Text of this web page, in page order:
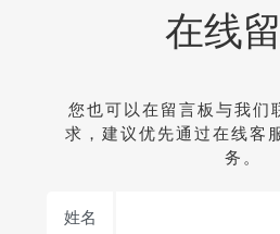
在线
您也可以在留言板与我们
求，建议优先通过在线客
务。
姓名